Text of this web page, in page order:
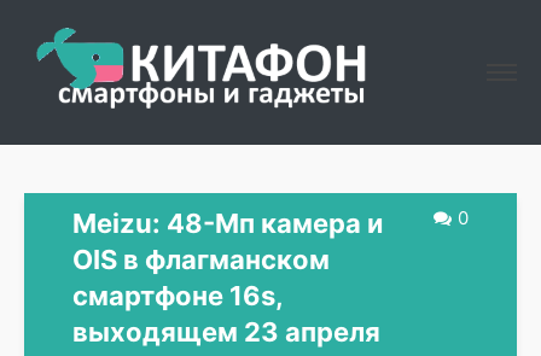
0
Meizu: 48-Мп камера и
OIS в флагманском
смартфоне 16s,
выходящем 23 апреля